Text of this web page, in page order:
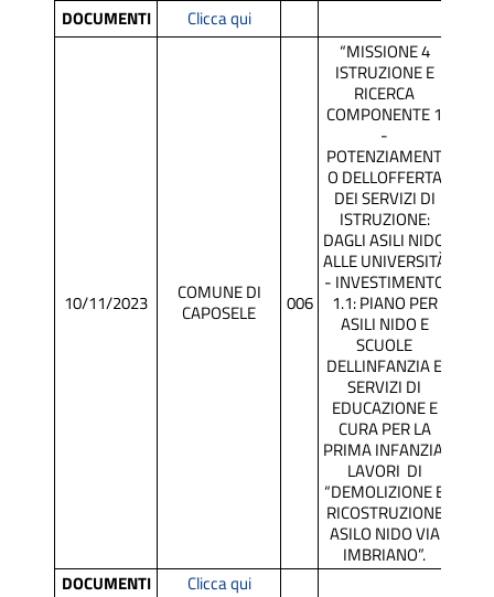
DOCUMENTI Clicca qui
10/11/2023
COMUNE DI
CAPOSELE
006
“MISSIONE 4
ISTRUZIONE E
RICERCA
COMPONENTE 1
-
POTENZIAMENT
O DELLOFFERTA
DEI SERVIZI DI
ISTRUZIONE:
DAGLI ASILI NIDO
ALLE UNIVERSITÀ
- INVESTIMENTO
1.1: PIANO PER
ASILI NIDO E
SCUOLE
DELLINFANZIA E
SERVIZI DI
EDUCAZIONE E
CURA PER LA
PRIMA INFANZIA.
LAVORI DI
“DEMOLIZIONE E
RICOSTRUZIONE
ASILO NIDO VIA
IMBRIANO”.
DOCUMENTI Clicca qui